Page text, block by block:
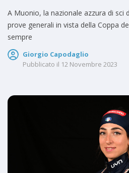
A Muonio, la nazionale azzura di sci
prove generali in vista della Coppa
sempre
Giorgio Capodaglio
Pubblicato il 12 Novembre 2023